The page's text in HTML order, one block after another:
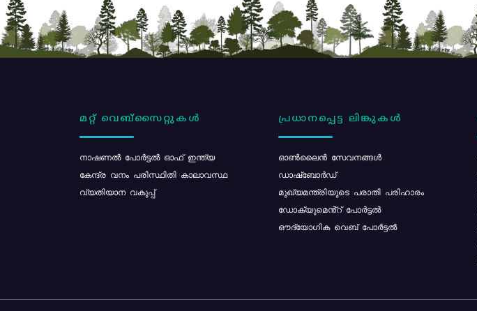
മറ്റ് വെബ്സൈറ്റുകൾ
നാഷണൽ പോർട്ടൽ ഓഫ് ഇന്ത്യ
കേന്ദ്ര വനം പരിസ്ഥിതി കാലാവസ്ഥ
വ്യതിയാന വകുപ്പ്
പ്രധാനപ്പെട്ട ലിങ്കുകൾ
ഓൺലൈൻ സേവനങ്ങൾ
ഡാഷ്ബോർഡ്
മുഖ്യമന്ത്രിയുടെ പരാതി പരിഹാരം
ഡോക്യുമെൻ്റ് പോർട്ടൽ
ഔദ്യോഗിക വെബ് പോർട്ടൽ